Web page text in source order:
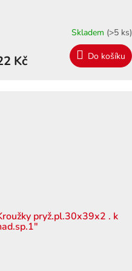
Skladem (>5 ks)
Kč Do košíku
pryž.pl.30x39x2 . k